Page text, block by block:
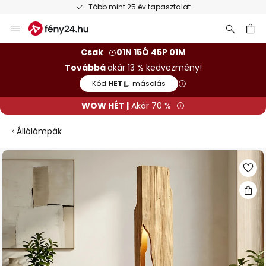
Több mint 25 év tapasztalat
Ugrás
a
Csak
01N 15Ó 45P 00M
Továbbáakár 13 % kedvezmény!
Kód:HET másolás
WOW HÉT | Akár 70 %
Állólámpák
Ugrás
képgaléria
végére